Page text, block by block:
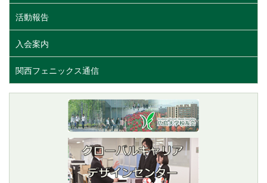
活動報告
入会案内
関西フェニックス通信